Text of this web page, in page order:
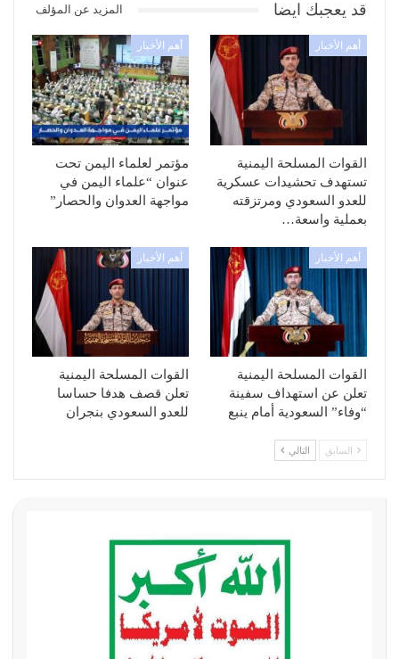
قد يعجبك ايضا المزيد عن المؤلف
أهم الأخبار
القوات المسلحة اليمنية
تستهدف تحشيدات عسكرية
للعدو السعودي ومرتزقته
بعملية واسعة…
أهم الأخبار
مؤتمر لعلماء اليمن تحت
عنوان “علماء اليمن في
مواجهة العدوان والحصار”
أهم الأخبار
القوات المسلحة اليمنية
تعلن عن استهداف سفينة
“وفاء” السعودية أمام ينبع
أهم الأخبار
القوات المسلحة اليمنية
تعلن قصف هدفا حساسا
للعدو السعودي بنجران
السابق التالي